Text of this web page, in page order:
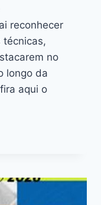
reconhecer
técnicas,
no
longo da
aqui o